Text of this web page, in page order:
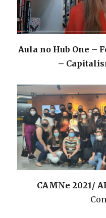
Aula no Hub One –
–
CAMNe 2021/